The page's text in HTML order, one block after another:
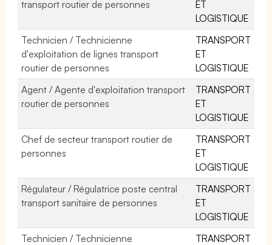
transport routier de personnes
ET
LOGISTIQUE
Technicien / Technicienne
d'exploitation de lignes transport
routier de personnes
TRANSPORT
ET
LOGISTIQUE
Agent / Agente d'exploitation transport
routier de personnes
TRANSPORT
ET
LOGISTIQUE
Chef de secteur transport routier de
personnes
TRANSPORT
ET
LOGISTIQUE
Régulateur / Régulatrice poste central
transport sanitaire de personnes
TRANSPORT
ET
LOGISTIQUE
Technicien / Technicienne
TRANSPORT